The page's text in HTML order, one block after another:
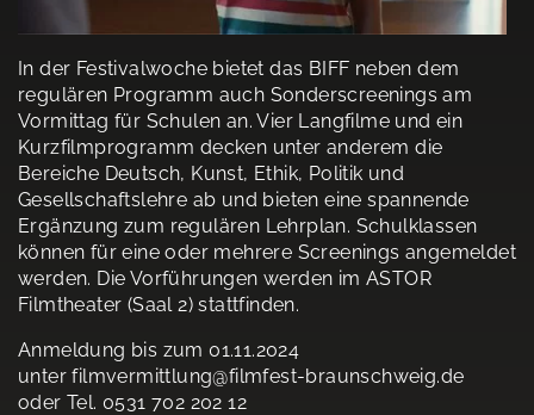
In der Festivalwoche bietet das BIFF neben dem
regulären Programm auch Sonderscreenings am
Vormittag für Schulen an. Vier Langfilme und ein
Kurzfilmprogramm decken unter anderem die
Bereiche Deutsch, Kunst, Ethik, Politik und
Gesellschaftslehre ab und bieten eine spannende
Ergänzung zum regulären Lehrplan. Schulklassen
können für eine oder mehrere Screenings angemeldet
werden. Die Vorführungen werden im ASTOR
Filmtheater (Saal 2) stattfinden.
Anmeldung bis zum 01.11.2024
unter filmvermittlung@filmfest-braunschweig.de
oder Tel. 0531 702 202 12